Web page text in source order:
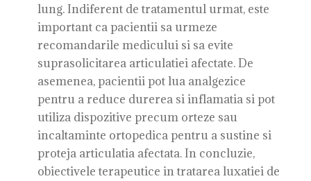
lung. Indiferent de tratamentul urmat, este
important ca pacientii sa urmeze
recomandarile medicului si sa evite
suprasolicitarea articulatiei afectate. De
asemenea, pacientii pot lua analgezice
pentru a reduce durerea si inflamatia si pot
utiliza dispozitive precum orteze sau
incaltaminte ortopedica pentru a sustine si
proteja articulatia afectata. In concluzie,
obiectivele terapeutice in tratarea luxatiei de